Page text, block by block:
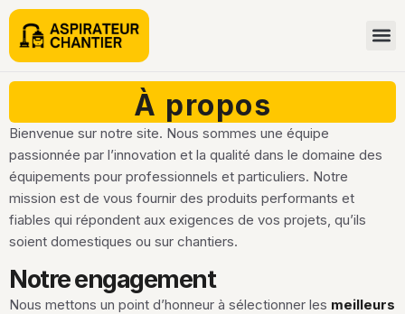
À propos
Bienvenue sur notre site. Nous sommes une équipe
passionnée par l’innovation et la qualité dans le domaine des
équipements pour professionnels et particuliers. Notre
mission est de vous fournir des produits performants et
fiables qui répondent aux exigences de vos projets, qu’ils
soient domestiques ou sur chantiers.
Notre engagement
Nous mettons un point d’honneur à sélectionner les meilleurs